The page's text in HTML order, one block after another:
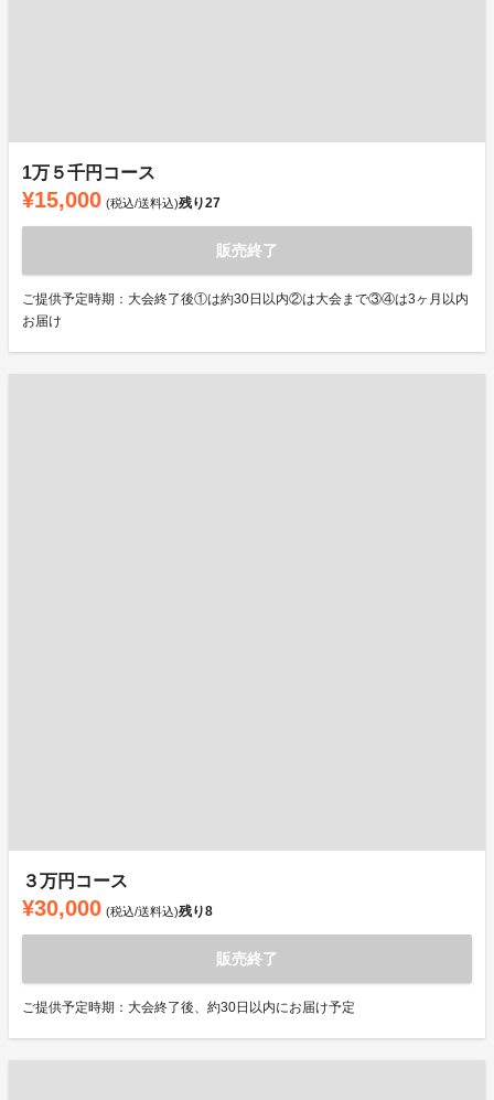
1万５千円コース
¥15,000 (税込/送料込)残り27
販売終了
ご提供予定時期：大会終了後①は約30日以内②は大会まで③④は3ヶ月以内
お届け
３万円コース
¥30,000 (税込/送料込)残り8
販売終了
ご提供予定時期：大会終了後、約30日以内にお届け予定